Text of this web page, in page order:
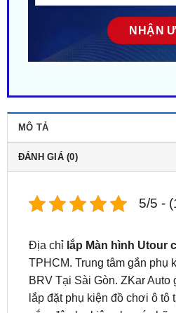
ĐÁNH GIÁ (0)
Địa chỉ lắp Màn hình Utour
BRV Tại Sài Gòn. ZKar Auto
lắp đặt phụ kiện đồ chơi ô tô
gắn, độ phụ kiện cho các
hãng.